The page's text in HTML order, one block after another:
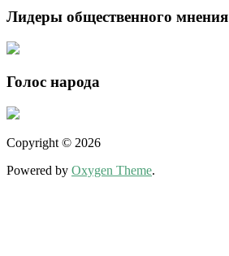
Лидеры общественного мнения
Голос народа
Copyright © 2026
Powered by Oxygen Theme.